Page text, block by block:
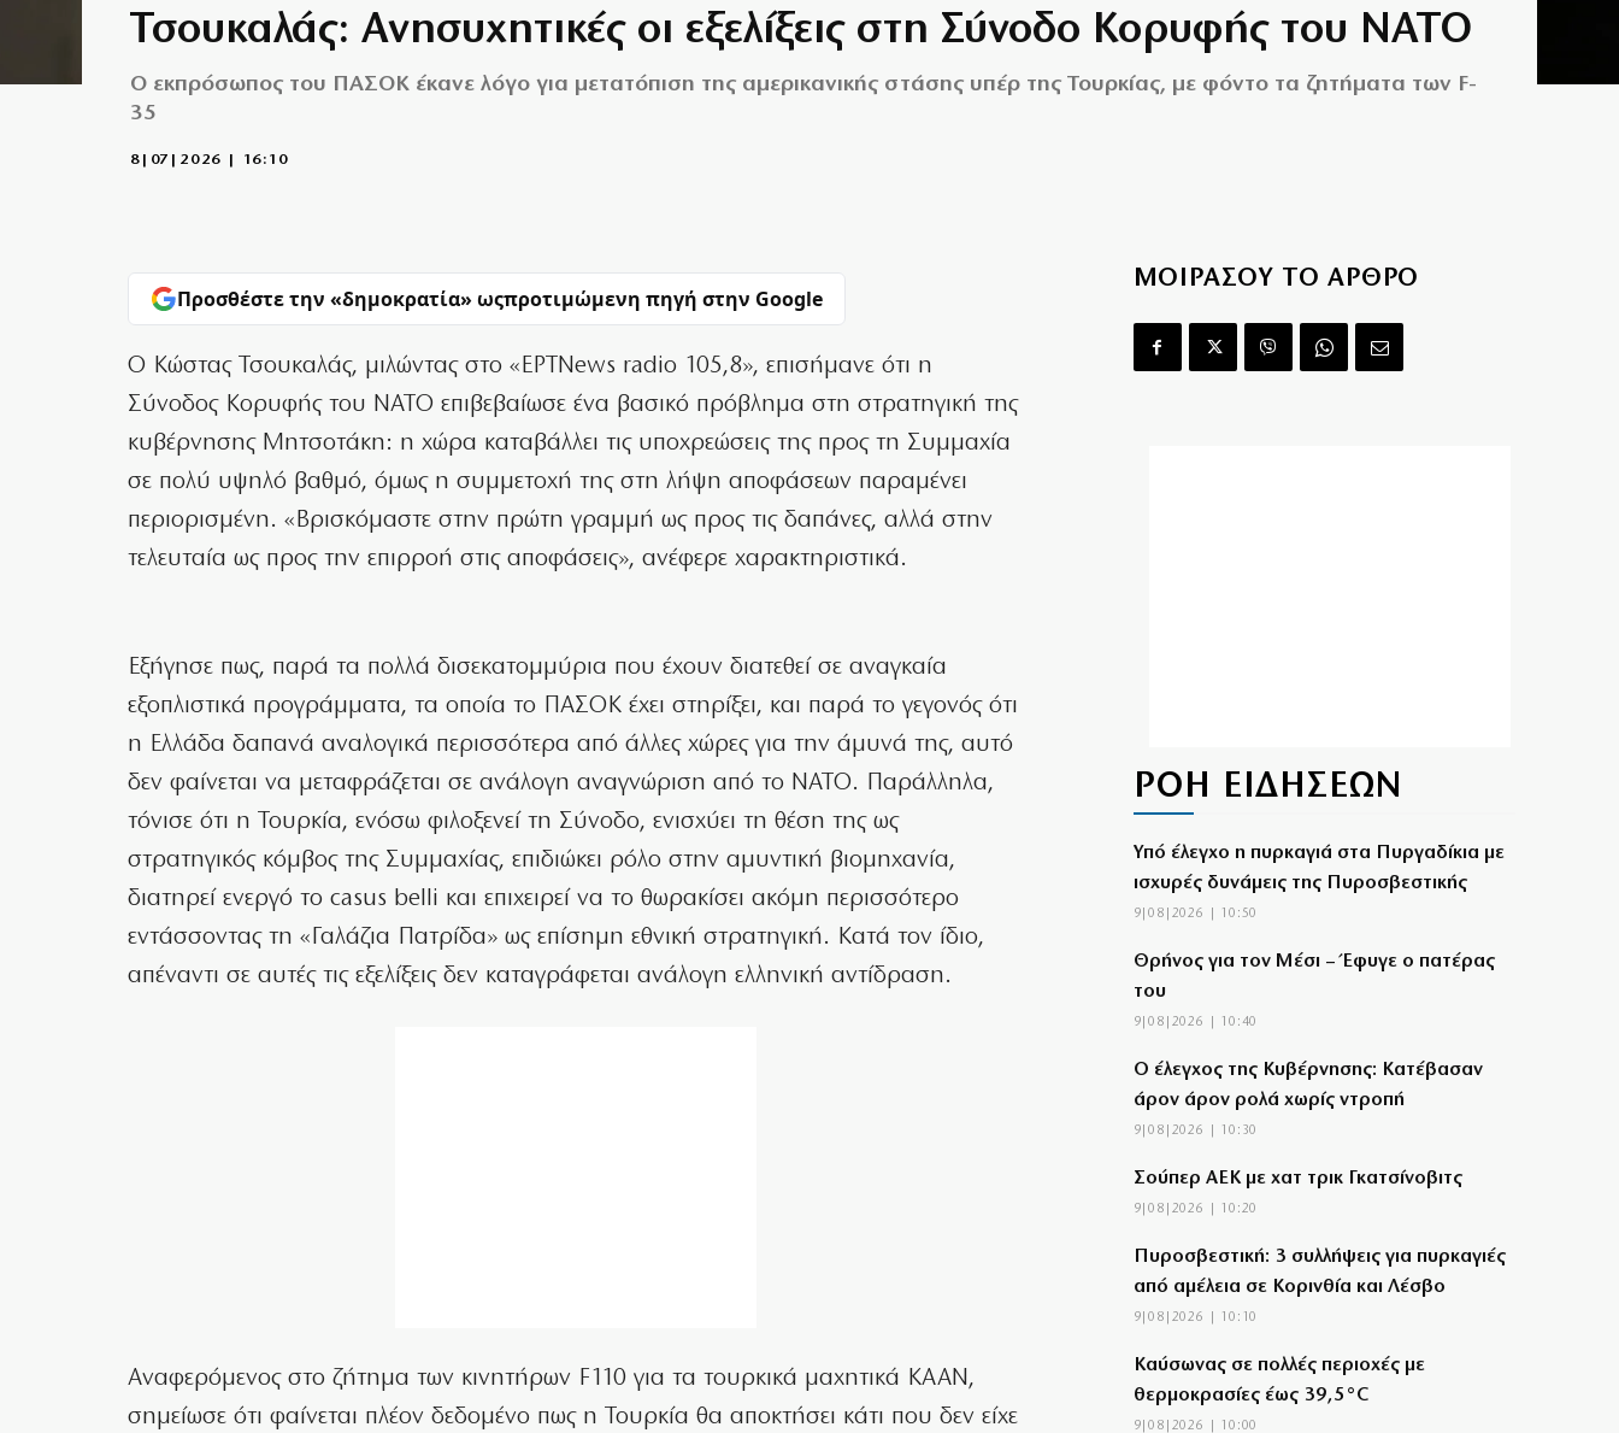
Τσουκαλάς: Ανησυχητικές οι εξελίξεις στη Σύνοδο Κορυφής του ΝΑΤΟ
Ο εκπρόσωπος του ΠΑΣΟΚ έκανε λόγο για μετατόπιση της αμερικανικής στάσης υπέρ της Τουρκίας, με φόντο τα ζητήματα των F-
35
8|07|2026 | 16:10
Προσθέστε την «δημοκρατία» ωςπροτιμώμενη πηγή στην Google
Ο Κώστας Τσουκαλάς, μιλώντας στο «ΕΡΤNews radio 105,8», επισήμανε ότι η
Σύνοδος Κορυφής του ΝΑΤΟ επιβεβαίωσε ένα βασικό πρόβλημα στη στρατηγική της
κυβέρνησης Μητσοτάκη: η χώρα καταβάλλει τις υποχρεώσεις της προς τη Συμμαχία
σε πολύ υψηλό βαθμό, όμως η συμμετοχή της στη λήψη αποφάσεων παραμένει
περιορισμένη. «Βρισκόμαστε στην πρώτη γραμμή ως προς τις δαπάνες, αλλά στην
τελευταία ως προς την επιρροή στις αποφάσεις», ανέφερε χαρακτηριστικά.
Εξήγησε πως, παρά τα πολλά δισεκατομμύρια που έχουν διατεθεί σε αναγκαία
εξοπλιστικά προγράμματα, τα οποία το ΠΑΣΟΚ έχει στηρίξει, και παρά το γεγονός ότι
η Ελλάδα δαπανά αναλογικά περισσότερα από άλλες χώρες για την άμυνά της, αυτό
δεν φαίνεται να μεταφράζεται σε ανάλογη αναγνώριση από το ΝΑΤΟ. Παράλληλα,
τόνισε ότι η Τουρκία, ενόσω φιλοξενεί τη Σύνοδο, ενισχύει τη θέση της ως
στρατηγικός κόμβος της Συμμαχίας, επιδιώκει ρόλο στην αμυντική βιομηχανία,
διατηρεί ενεργό το casus belli και επιχειρεί να το θωρακίσει ακόμη περισσότερο
εντάσσοντας τη «Γαλάζια Πατρίδα» ως επίσημη εθνική στρατηγική. Κατά τον ίδιο,
απέναντι σε αυτές τις εξελίξεις δεν καταγράφεται ανάλογη ελληνική αντίδραση.
Αναφερόμενος στο ζήτημα των κινητήρων F110 για τα τουρκικά μαχητικά KAAN,
σημείωσε ότι φαίνεται πλέον δεδομένο πως η Τουρκία θα αποκτήσει κάτι που δεν είχε
ΜΟΙΡΑΣΟΥ ΤΟ ΑΡΘΡΟ
ΡΟΗ ΕΙΔΗΣΕΩΝ
Υπό έλεγχο η πυρκαγιά στα Πυργαδίκια με
ισχυρές δυνάμεις της Πυροσβεστικής
9|08|2026 | 10:50
Θρήνος για τον Μέσι – Έφυγε ο πατέρας
του
9|08|2026 | 10:40
Ο έλεγχος της Κυβέρνησης: Κατέβασαν
άρον άρον ρολά χωρίς ντροπή
9|08|2026 | 10:30
Σούπερ ΑΕΚ με χατ τρικ Γκατσίνοβιτς
9|08|2026 | 10:20
Πυροσβεστική: 3 συλλήψεις για πυρκαγιές
από αμέλεια σε Κορινθία και Λέσβο
9|08|2026 | 10:10
Καύσωνας σε πολλές περιοχές με
θερμοκρασίες έως 39,5°C
9|08|2026 | 10:00